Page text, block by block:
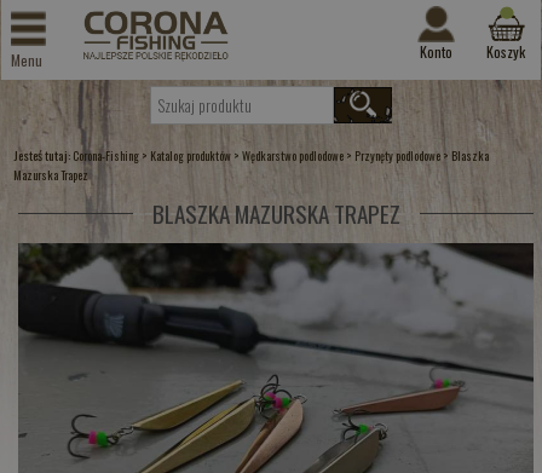
Menu Konto Koszyk
Jesteś tutaj: Corona-Fishing > Katalog produktów >Wędkarstwo podlodowe > Przynęty podlodowe > Blaszka
Mazurska Trapez
BLASZKA MAZURSKA TRAPEZ